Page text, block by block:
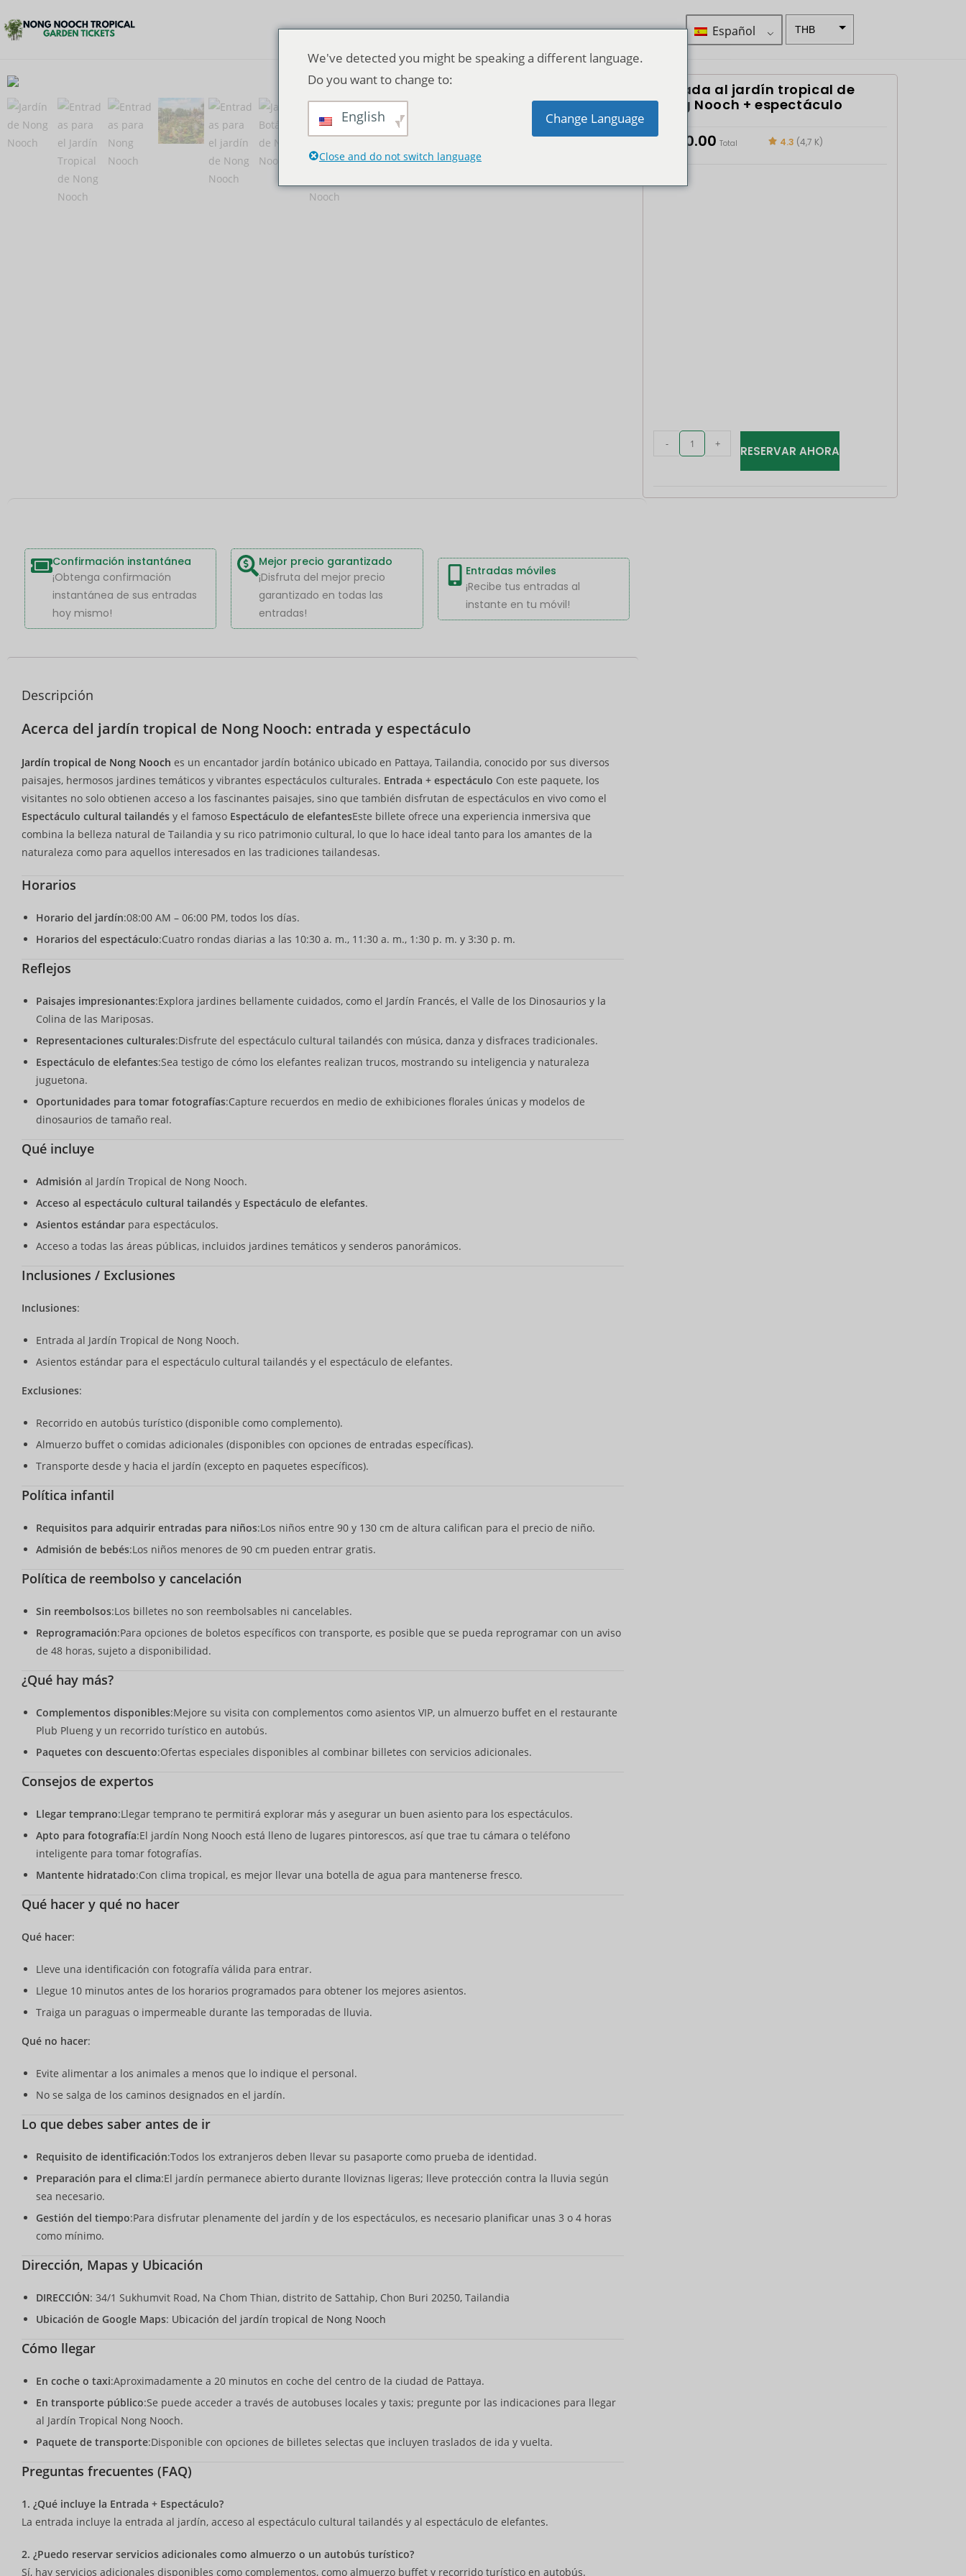
Español THB
NZD
MYR
PHP
Entrada al jardín tropical de
Nong Nooch + espectáculo
฿ 550.00 Total 4.3 (4,7 K)
- + RESERVAR AHORA
Confirmación instantánea
¡Obtenga confirmación
instantánea de sus entradas
hoy mismo!
Mejor precio garantizado
¡Disfruta del mejor precio
garantizado en todas las
entradas!
Entradas móviles
¡Recibe tus entradas al
instante en tu móvil!
Descripción
Acerca del jardín tropical de Nong Nooch: entrada y espectáculo
Jardín tropical de Nong Nooch es un encantador jardín botánico ubicado en Pattaya, Tailandia, conocido por sus diversos
paisajes, hermosos jardines temáticos y vibrantes espectáculos culturales. Entrada + espectáculo Con este paquete, los
visitantes no solo obtienen acceso a los fascinantes paisajes, sino que también disfrutan de espectáculos en vivo como el
Espectáculo cultural tailandés y el famoso Espectáculo de elefantesEste billete ofrece una experiencia inmersiva que
combina la belleza natural de Tailandia y su rico patrimonio cultural, lo que lo hace ideal tanto para los amantes de la
naturaleza como para aquellos interesados en las tradiciones tailandesas.
Horarios
Horario del jardín:08:00 AM – 06:00 PM, todos los días.
Horarios del espectáculo:Cuatro rondas diarias a las 10:30 a. m., 11:30 a. m., 1:30 p. m. y 3:30 p. m.
Reflejos
Paisajes impresionantes:Explora jardines bellamente cuidados, como el Jardín Francés, el Valle de los Dinosaurios y la
Colina de las Mariposas.
Representaciones culturales:Disfrute del espectáculo cultural tailandés con música, danza y disfraces tradicionales.
Espectáculo de elefantes:Sea testigo de cómo los elefantes realizan trucos, mostrando su inteligencia y naturaleza
juguetona.
Oportunidades para tomar fotografías:Capture recuerdos en medio de exhibiciones florales únicas y modelos de
dinosaurios de tamaño real.
Qué incluye
Admisión al Jardín Tropical de Nong Nooch.
Acceso al espectáculo cultural tailandés y Espectáculo de elefantes.
Asientos estándar para espectáculos.
Acceso a todas las áreas públicas, incluidos jardines temáticos y senderos panorámicos.
Inclusiones / Exclusiones
Inclusiones:
Entrada al Jardín Tropical de Nong Nooch.
Asientos estándar para el espectáculo cultural tailandés y el espectáculo de elefantes.
Exclusiones:
Recorrido en autobús turístico (disponible como complemento).
Almuerzo buffet o comidas adicionales (disponibles con opciones de entradas específicas).
Transporte desde y hacia el jardín (excepto en paquetes específicos).
Política infantil
Requisitos para adquirir entradas para niños:Los niños entre 90 y 130 cm de altura califican para el precio de niño.
Admisión de bebés:Los niños menores de 90 cm pueden entrar gratis.
Política de reembolso y cancelación
Sin reembolsos:Los billetes no son reembolsables ni cancelables.
Reprogramación:Para opciones de boletos específicos con transporte, es posible que se pueda reprogramar con un aviso
de 48 horas, sujeto a disponibilidad.
¿Qué hay más?
Complementos disponibles:Mejore su visita con complementos como asientos VIP, un almuerzo buffet en el restaurante
Plub Plueng y un recorrido turístico en autobús.
Paquetes con descuento:Ofertas especiales disponibles al combinar billetes con servicios adicionales.
Consejos de expertos
Llegar temprano:Llegar temprano te permitirá explorar más y asegurar un buen asiento para los espectáculos.
Apto para fotografía:El jardín Nong Nooch está lleno de lugares pintorescos, así que trae tu cámara o teléfono
inteligente para tomar fotografías.
Mantente hidratado:Con clima tropical, es mejor llevar una botella de agua para mantenerse fresco.
Qué hacer y qué no hacer
Qué hacer:
Lleve una identificación con fotografía válida para entrar.
Llegue 10 minutos antes de los horarios programados para obtener los mejores asientos.
Traiga un paraguas o impermeable durante las temporadas de lluvia.
Qué no hacer:
Evite alimentar a los animales a menos que lo indique el personal.
No se salga de los caminos designados en el jardín.
Lo que debes saber antes de ir
Requisito de identificación:Todos los extranjeros deben llevar su pasaporte como prueba de identidad.
Preparación para el clima:El jardín permanece abierto durante lloviznas ligeras; lleve protección contra la lluvia según
sea necesario.
Gestión del tiempo:Para disfrutar plenamente del jardín y de los espectáculos, es necesario planificar unas 3 o 4 horas
como mínimo.
Dirección, Mapas y Ubicación
DIRECCIÓN: 34/1 Sukhumvit Road, Na Chom Thian, distrito de Sattahip, Chon Buri 20250, Tailandia
Ubicación de Google Maps: Ubicación del jardín tropical de Nong Nooch
Cómo llegar
En coche o taxi:Aproximadamente a 20 minutos en coche del centro de la ciudad de Pattaya.
En transporte público:Se puede acceder a través de autobuses locales y taxis; pregunte por las indicaciones para llegar
al Jardín Tropical Nong Nooch.
Paquete de transporte:Disponible con opciones de billetes selectas que incluyen traslados de ida y vuelta.
Preguntas frecuentes (FAQ)
1. ¿Qué incluye la Entrada + Espectáculo?
La entrada incluye la entrada al jardín, acceso al espectáculo cultural tailandés y al espectáculo de elefantes.
2. ¿Puedo reservar servicios adicionales como almuerzo o un autobús turístico?
Sí, hay servicios adicionales disponibles como complementos, como almuerzo buffet y recorrido turístico en autobús.
We've detected you might be speaking a different language.
Do you want to change to:
English Change Language
Close and do not switch language